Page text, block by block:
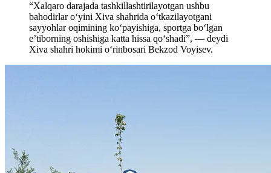
“Xalqaro darajada tashkillashtirilayotgan ushbu
bahodirlar oʻyini Xiva shahrida oʻtkazilayotgani
sayyohlar oqimining koʻpayishiga, sportga boʻlgan
e’tiborning oshishiga katta hissa qoʻshadi”, — deydi
Xiva shahri hokimi o‘rinbosari Bekzod Voyisev.